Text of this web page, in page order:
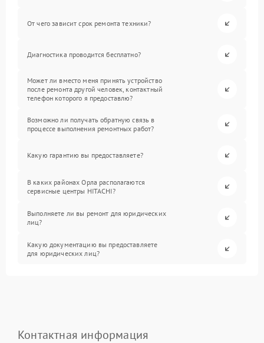
От чего зависит срок ремонта техники?
Диагностика проводится бесплатно?
Может ли вместо меня принять устройство
после ремонта другой человек, контактный
телефон которого я предоставлю?
Возможно ли получать обратную связь в
процессе выполнения ремонтных работ?
Какую гарантию вы предоставляете?
В каких районах Орла располагаются
сервисные центры HITACHI?
Выполняете ли вы ремонт для юридических
лиц?
Какую документацию вы предоставляете
для юридических лиц?
Контактная информация